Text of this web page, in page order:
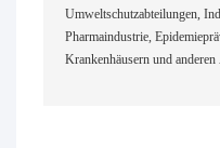
Umweltschutzabteilungen,
Pharmaindustrie,
Krankenhäusern und